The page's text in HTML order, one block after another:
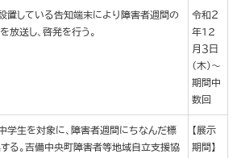
置している告知端末により障害者週間の
放送し、啓発を行う。
令和２
年12
月３日
（木）～
期間中
数回
学生を対象に、障害者週間にちなんだ標
る。吉備中央町障害者等地域自立支援協
【展示
期間】